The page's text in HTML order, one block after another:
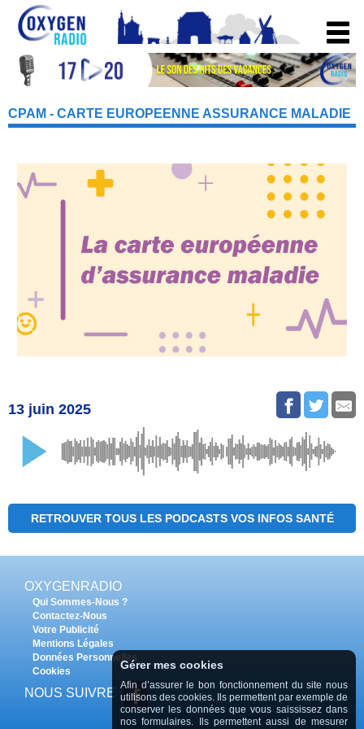
CPAM - CARTE EUROPEENNE ASSURANCE MALADIE
13 juin 2025
RETROUVER TOUS LES PODCASTS VOS INFOS SANTÉ
OXYGENRADIO
Qui Sommes-Nous ?
Contactez-Nous
Votre Publicité
Mentions Légales
Données Personnelles
Cookies
NOUS SUIVRE
Gérer mes cookies
Afin d’assurer le bon fonctionnement du site nous
utilisons des cookies. Ils permettent par exemple de
conserver les données que vous saississez dans
nos formulaires. Ils permettent aussi de mesurer